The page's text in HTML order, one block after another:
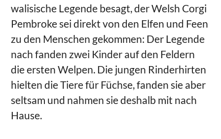
walisische Legende besagt, der Welsh Corgi
Pembroke sei direkt von den Elfen und Feen
zu den Menschen gekommen: Der Legende
nach fanden zwei Kinder auf den Feldern
die ersten Welpen. Die jungen Rinderhirten
hielten die Tiere für Füchse, fanden sie aber
seltsam und nahmen sie deshalb mit nach
Hause.